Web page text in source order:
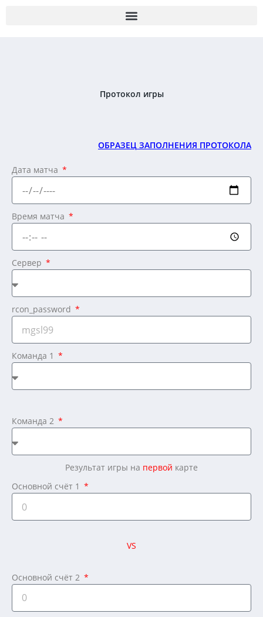
Протокол игры
ОБРАЗЕЦ ЗАПОЛНЕНИЯ ПРОТОКОЛА
Дата матча
Время матча
Сервер
rcon_password
Команда 1
Команда 2
Результат игры на первой карте
Основной счёт 1
VS
Основной счёт 2